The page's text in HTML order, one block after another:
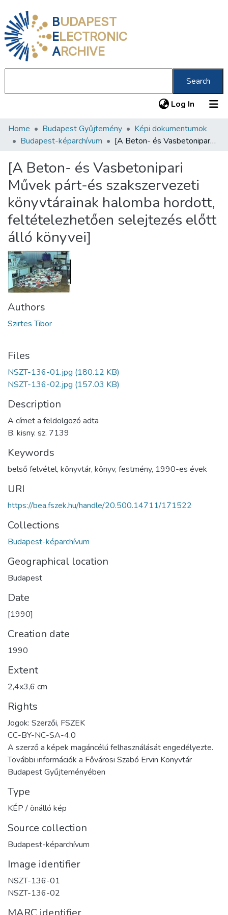
BUDAPEST
ELECTRONIC
ARCHIVE
Search
Log In (current)
Communities & Collections
Statistics
About us
Home Budapest Gyűjtemény
Képi dokumentumok
Budapest-képarchívum
[A Beton- és Vasbetonipari Művek párt-és szakszervezeti könyvtárainak halomba hordott, feltételezhetően selejtezés előtt álló könyvei]
[A Beton- és Vasbetonipari
Művek párt-és szakszervezeti
könyvtárainak halomba hordott,
feltételezhetően selejtezés előtt
álló könyvei]
Authors
Szirtes Tibor
Files
NSZT-136-01.jpg (180.12 KB)
NSZT-136-02.jpg (157.03 KB)
Description
A címet a feldolgozó adta
B. kisny. sz. 7139
Keywords
belső felvétel, könyvtár, könyv, festmény, 1990-es évek
URI
https://bea.fszek.hu/handle/20.500.14711/171522
Collections
Budapest-képarchívum
Geographical location
Budapest
Date
[1990]
Creation date
1990
Extent
2,4x3,6 cm
Rights
Jogok: Szerzői, FSZEK
CC-BY-NC-SA-4.0
A szerző a képek magáncélú felhasználását engedélyezte.
További információk a Fővárosi Szabó Ervin Könyvtár
Budapest Gyűjteményében
Type
KÉP / önálló kép
Source collection
Budapest-képarchívum
Image identifier
NSZT-136-01
NSZT-136-02